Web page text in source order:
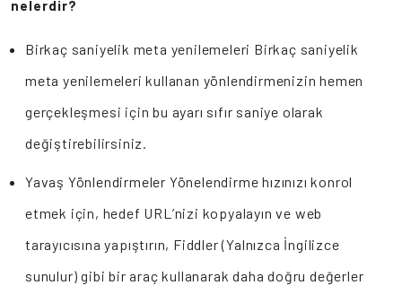
nelerdir?
Birkaç saniyelik meta yenilemeleri Birkaç saniyelik
meta yenilemeleri kullanan yönlendirmenizin hemen
gerçekleşmesi için bu ayarı sıfır saniye olarak
değiştirebilirsiniz.
Yavaş Yönlendirmeler Yönelendirme hızınızı konrol
etmek için, hedef URL’nizi kopyalayın ve web
tarayıcısına yapıştırın, Fiddler (Yalnızca İngilizce
sunulur) gibi bir araç kullanarak daha doğru değerler